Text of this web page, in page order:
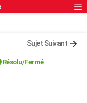
Sujet Suivant
Résolu/Fermé